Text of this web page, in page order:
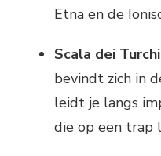
Etna en de
Scala dei
bevindt zich in
leidt je langs
die op een trap